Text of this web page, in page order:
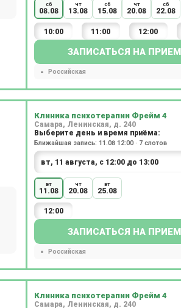
сб
08.08
чт
13.08
сб
15.08
чт
20.08
сб
22.08
10:00 11:00 12:00
ЗАПИСАТЬСЯ НА ПРИЕМ
Российская
Клиника психотерапии Фрейм 4
Самара, Ленинская, д. 240
Выберите день и время приёма:
Ближайшая запись: 11.08 12:00 · 7 слотов
вт
11.08
чт
20.08
вт
25.08
12:00
ЗАПИСАТЬСЯ НА ПРИЕМ
Российская
Клиника психотерапии Фрейм 4
Самара, Ленинская, д. 240